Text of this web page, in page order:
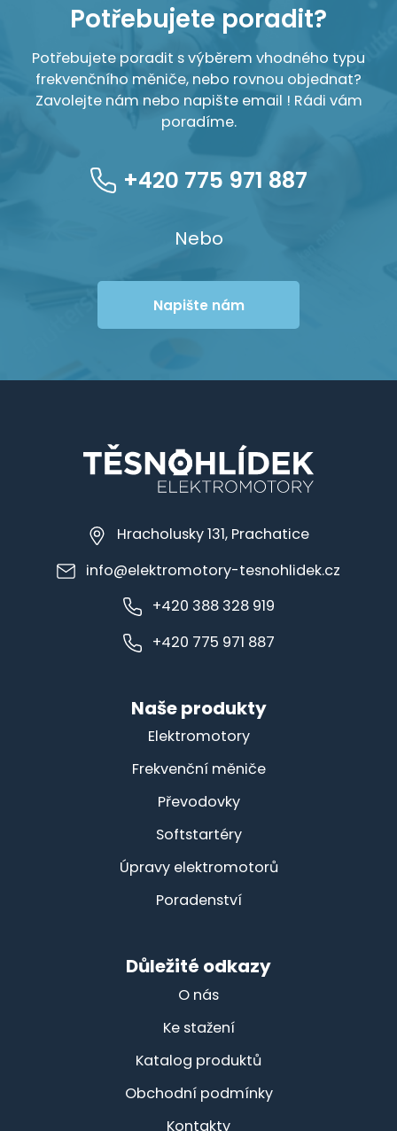
Potřebujete poradit?
Potřebujete poradit s výběrem vhodného typu
frekvenčního měniče, nebo rovnou objednat?
Zavolejte nám nebo napište email ! Rádi vám
poradíme.
+420 775 971 887
Nebo
Napište nám
Hracholusky 131, Prachatice
info@elektromotory-tesnohlidek.cz
+420 388 328 919
+420 775 971 887
Naše produkty
Elektromotory
Frekvenční měniče
Převodovky
Softstartéry
Úpravy elektromotorů
Poradenství
Důležité odkazy
O nás
Ke stažení
Katalog produktů
Obchodní podmínky
Kontakty